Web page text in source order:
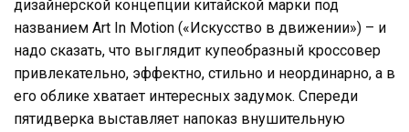
дизайнерской концепции китайской марки под
названием Art In Motion («Искусство в движении») – и
надо сказать, что выглядит купеобразный кроссовер
привлекательно, эффектно, стильно и неординарно, а в
его облике хватает интересных задумок. Спереди
пятидверка выставляет напоказ внушительную